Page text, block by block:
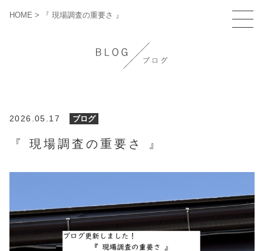
HOME > 『 現場調査の重要さ 』
2026.05.17 ブログ
『 現場調査の重要さ 』